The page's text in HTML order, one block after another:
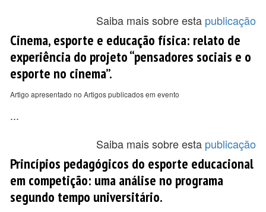
Saiba mais sobre esta publicação
Cinema, esporte e educação física: relato de
experiência do projeto “pensadores sociais e o
esporte no cinema”.
Artigo apresentado no Artigos publicados em evento
...
Saiba mais sobre esta publicação
Princípios pedagógicos do esporte educacional
em competição: uma análise no programa
segundo tempo universitário.